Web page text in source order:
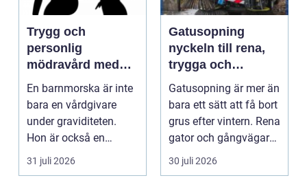
Trygg och
personlig
mödravård med
barnmorska i
malmö
En barnmorska är inte
bara en vårdgivare
under graviditeten.
Hon är också en
följeslagare genom
fler...
31 juli 2026
Gatusopning
nyckeln till rena,
trygga och
hållbara
stadsmiljöer
Gatusopning är mer än
bara ett sätt att få bort
grus efter vintern. Rena
gator och gångvägar
påverka...
30 juli 2026